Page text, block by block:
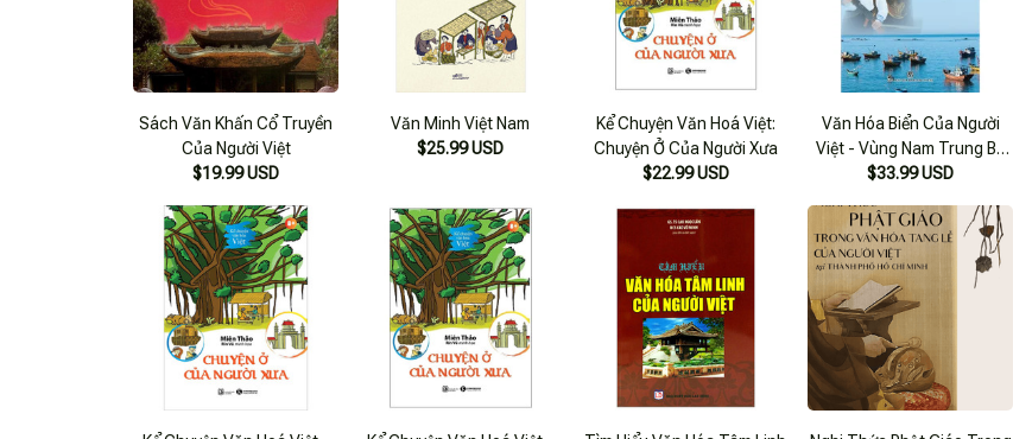
Sách Văn Khấn Cổ Truyền
Của Người Việt
$19.99 USD
Văn Minh Việt Nam
$25.99 USD
Kể Chuyện Văn Hoá Việt:
Chuyện Ở Của Người Xưa
$22.99 USD
Văn Hóa Biển Của Người
Việt - Vùng Nam Trung Bộ
Việt Nam
$33.99 USD